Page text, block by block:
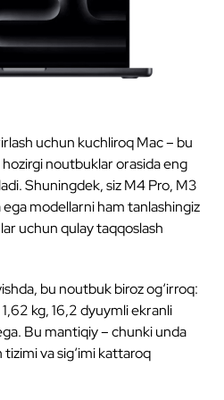
uchun kuchliroq Mac – bu
hozirgi noutbuklar orasida eng
Shuningdek, siz M4 Pro, M3
modellarni ham tanlashingiz
uchun qulay taqqoslash
bu noutbuk biroz og‘irroq:
kg, 16,2 dyuymli ekranli
Bu mantiqiy – chunki unda
va sig‘imi kattaroq